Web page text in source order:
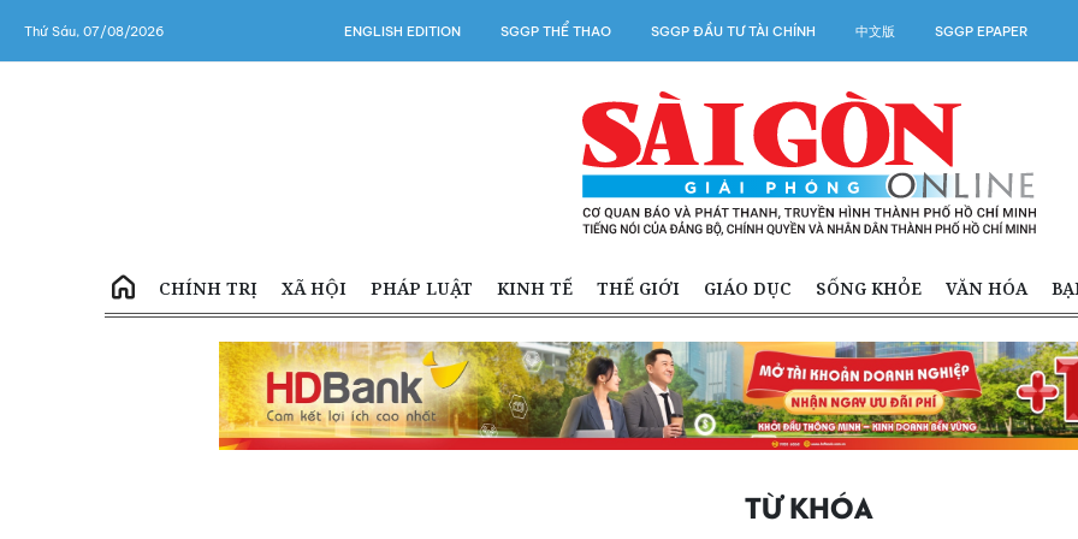
Thứ Sáu, 07/08/2026 ENGLISH EDITION SGGP THỂ THAO SGGP ĐẦU TƯ TÀI CHÍNH 中文版 SGGP EPAPER
CHÍNH TRỊ XÃ HỘI PHÁP LUẬT KINH TẾ THẾ GIỚI GIÁO DỤC SỐNG KHỎE VĂN HÓA
TỪ KHÓA